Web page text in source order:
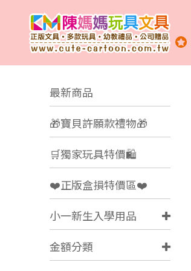
最新商品
🎁寶貝許願款禮物🎁
🛒獨家玩具特價🛍️
❤️正版盒損特價區❤️
小一新生入學用品
金額分類